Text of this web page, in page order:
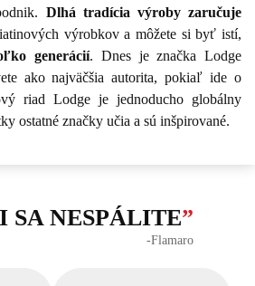
Dlhá tradícia výroby zaručuje
výrobkov a môžete si byť istí,
generácií. Dnes je značka Lodge
ako najväčšia autorita, pokiaľ ide o
riad Lodge je jednoducho globálny
ostatné značky učia a sú inšpirované.
SA NESPÁLITE”
‐Flamaro